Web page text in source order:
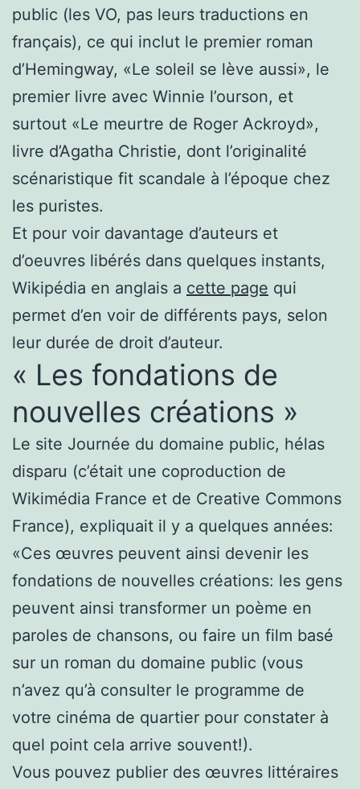
public (les VO, pas leurs traductions en
français), ce qui inclut le premier roman
d’Hemingway, «Le soleil se lève aussi», le
premier livre avec Winnie l’ourson, et
surtout «Le meurtre de Roger Ackroyd»,
livre d’Agatha Christie, dont l’originalité
scénaristique fit scandale à l’époque chez
les puristes.
Et pour voir davantage d’auteurs et
d’oeuvres libérés dans quelques instants,
Wikipédia en anglais a cette page qui
permet d’en voir de différents pays, selon
leur durée de droit d’auteur.
« Les fondations de
nouvelles créations »
Le site Journée du domaine public, hélas
disparu (c’était une coproduction de
Wikimédia France et de Creative Commons
France), expliquait il y a quelques années:
«Ces œuvres peuvent ainsi devenir les
fondations de nouvelles créations: les gens
peuvent ainsi transformer un poème en
paroles de chansons, ou faire un film basé
sur un roman du domaine public (vous
n’avez qu’à consulter le programme de
votre cinéma de quartier pour constater à
quel point cela arrive souvent!).
Vous pouvez publier des œuvres littéraires